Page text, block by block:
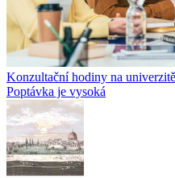
Konzultační hodiny na
Poptávka je vysoká